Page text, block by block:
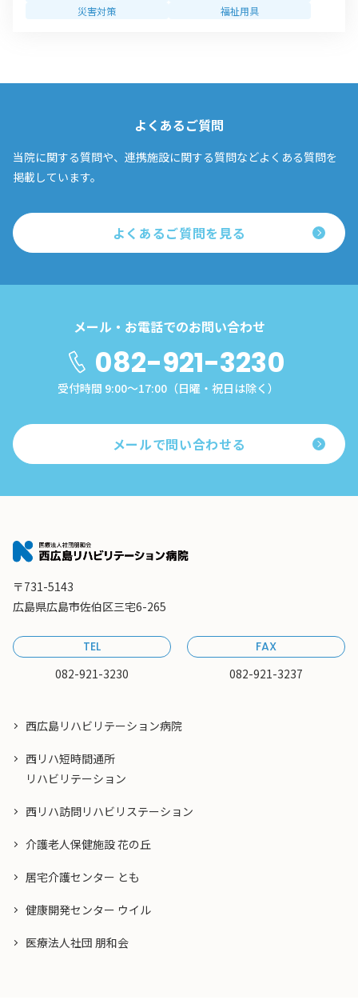
災害対策
福祉用具
よくあるご質問
当院に関する質問や、連携施設に関する質問などよくある質問を
掲載しています。
よくあるご質問を見る
メール・お電話でのお問い合わせ
082-921-3230
受付時間 9:00～17:00（日曜・祝日は除く）
メールで問い合わせる
〒731-5143
広島県広島市佐伯区三宅6-265
TEL
082-921-3230
FAX
082-921-3237
西広島リハビリテーション病院
西リハ短時間通所
リハビリテーション
西リハ訪問リハビリステーション
介護老人保健施設 花の丘
居宅介護センター とも
健康開発センター ウイル
医療法人社団 朋和会